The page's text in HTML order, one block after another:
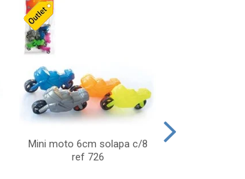
Mini moto 6cm solapa c/8
ref 726